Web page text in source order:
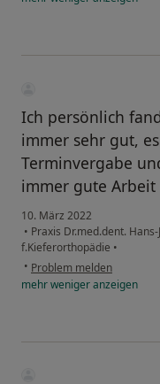
Ich persönlich
immer sehr gut,
Terminvergabe
immer gute Arbeit
10. März 2022
• Praxis Dr.med.dent.
f.Kieferorthopädie •
• Problem melden
mehrwenigeranzeigen